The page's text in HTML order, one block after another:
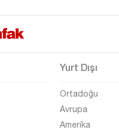
Yurt Dışı
Ortadoğu
Avrupa
Amerika